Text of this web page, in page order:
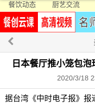
餐饮动态
厨艺交流
日本餐厅推小笼包
2020/3/18
据台湾《中时电子报》报